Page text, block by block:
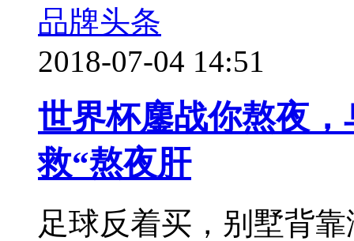
品牌头条
2018-07-04 14:51
世界杯鏖战你熬夜
救“熬夜肝
足球反着买，别墅背